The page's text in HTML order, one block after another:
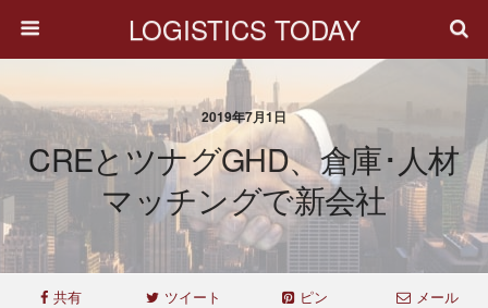
LOGISTICS TODAY
2019年7月1日
CREとツナグGHD、倉庫･人材
マッチングで新会社
共有 ツイート ピン メール